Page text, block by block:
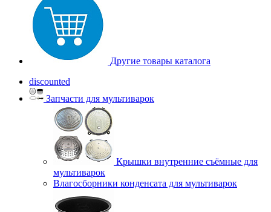
Другие товары каталога
discounted
Запчасти для мультиварок
Крышки внутренние съёмные для
мультиварок
Влагосборники конденсата для мультиварок